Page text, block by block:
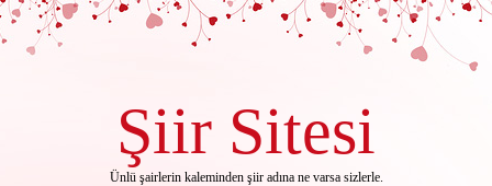
Şiir Sitesi
Ünlü şairlerin kaleminden şiir adına ne varsa sizlerle.